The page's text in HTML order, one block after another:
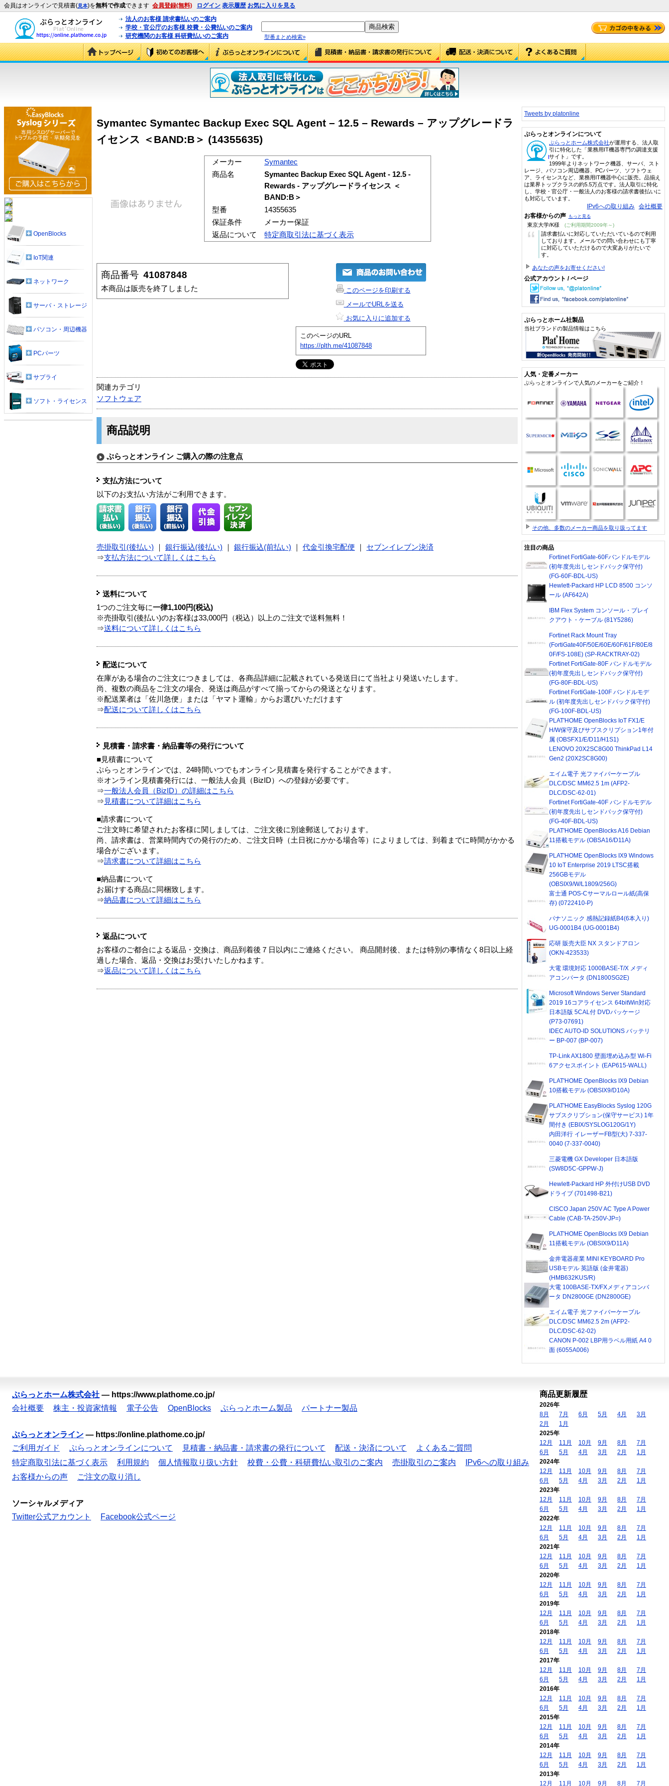
会員はオンラインで見積書(見本)を無料で作成できます 会員登録(無料) ログイン 表示履歴 お気に入りを見る
法人のお客様 請求書払いのご案内
学校・官公庁のお客様 校費・公費払いのご案内
研究機関のお客様 科研費払いのご案内
型番まとめ検索»
Symantec Symantec Backup Exec SQL Agent – 12.5 – Rewards – アップグレードラ
イセンス ＜BAND:B＞ (14355635)
メーカー
Symantec
商品名
Symantec Backup Exec SQL Agent - 12.5 -
Rewards - アップグレードライセンス ＜
BAND:B＞
型番
14355635
保証条件
メーカー保証
返品について
特定商取引法に基づく表示
商品番号 41087848
本商品は販売を終了しました
このページを印刷する
メールでURLを送る
お気に入りに追加する
このページのURL
https://plth.me/41087848
関連カテゴリ
ソフトウェア
商品説明
ぷらっとオンライン ご購入の際の注意点
支払方法について
以下のお支払い方法がご利用できます。
売掛取引(後払い) 銀行振込(後払い) 銀行振込(前払い) 代金引換宅配便
セブンイレブン決済
⇒支払方法について詳しくはこちら
送料について
1つのご注文毎に一律1,100円(税込)
※売掛取引(後払い)のお客様は33,000円（税込）以上のご注文で送料無料！
⇒送料について詳しくはこちら
配送について
在庫がある場合のご注文につきましては、各商品詳細に記載されている発送日にて当社より発送いたします。
尚、複数の商品をご注文の場合、発送は商品がすべて揃ってからの発送となります。
※配送業者は「佐川急便」または「ヤマト運輸」からお選びいただけます
⇒配送について詳しくはこちら
見積書・請求書・納品書等の発行について
■見積書について
ぷらっとオンラインでは、24時間いつでもオンライン見積書を発行することができます。
※オンライン見積書発行には、一般法人会員（BizID）への登録が必要です。
⇒一般法人会員（BizID）の詳細はこちら
⇒ 見積書について詳細はこちら
■請求書について
ご注文時に希望されたお客様に関しましては、ご注文後に別途郵送しております。
尚、請求書は、営業時間内での発行のため、ご注文日時（土日祝にかかる場合等）によりましては、到着までに時間がかかる
場合がございます。
⇒請求書について詳細はこちら
■納品書について
お届けする商品に同梱致します。
⇒納品書について詳細はこちら
返品について
お客様のご都合による返品・交換は、商品到着後７日以内にご連絡ください。 商品開封後、または特別の事情なく8日以上経
過した場合、返品・交換はお受けいたしかねます。
⇒返品について詳しくはこちら
OpenBlocks
IoT関連
ネットワーク
サーバ・ストレージ
パソコン・周辺機器
PCパーツ
サプライ
ソフト・ライセンス
Tweets by platonline
ぷらっとオンラインについて
ぷらっとホーム株式会社が運用する、法人取
引に特化した「業務用IT機器専門の調達支援
サイト」です。
1999年よりネットワーク機器、サーバ、スト
レージ、パソコン周辺機器、PCパーツ、ソフトウェ
ア、ライセンスなど、業務用IT機器中心に販売。品揃え
は業界トップクラスの約5.5万点です。法人取引に特化
し、学校・官公庁・一般法人のお客様の請求書後払いに
も対応しています。
IPv6への取り組み 会社概要
お客様からの声 もっと見る
東京大学/K様 (ご利用期間2009年～)
“
請求書払いに対応していただいているので利用
しております。メールでの問い合わせにも丁寧
に対応していただけるので大変ありがたいで
す。
あなたの声をお寄せください!
公式アカウント / ページ
ぷらっとホーム社製品
当社ブランドの製品情報はこちら
人気・定番メーカー
ぷらっとオンラインで人気のメーカーをご紹介！
その他、多数のメーカー商品を取り扱ってます
注目の商品
Fortinet FortiGate-60Fバンドルモデル
(初年度先出しセンドバック保守付)
(FG-60F-BDL-US)
Hewlett-Packard HP LCD 8500 コンソ
ール (AF642A)
IBM Flex System コンソール・ブレイ
クアウト・ケーブル (81Y5286)
Fortinet Rack Mount Tray
(FortiGate40F/50E/60E/60F/61F/80E/8
0F/FS-108E) (SP-RACKTRAY-02)
Fortinet FortiGate-80F バンドルモデル
(初年度先出しセンドバック保守付)
(FG-80F-BDL-US)
Fortinet FortiGate-100F バンドルモデ
ル (初年度先出しセンドバック保守付)
(FG-100F-BDL-US)
PLAT'HOME OpenBlocks IoT FX1/E
H/W保守及びサブスクリプション1年付
属 (OBSFX1/E/D11/H1S1)
LENOVO 20X2SC8G00 ThinkPad L14
Gen2 (20X2SC8G00)
エイム電子 光ファイバーケーブル
DLC/DSC MM62.5 1m (AFP2-
DLC/DSC-62-01)
Fortinet FortiGate-40F バンドルモデル
(初年度先出しセンドバック保守付)
(FG-40F-BDL-US)
PLAT'HOME OpenBlocks A16 Debian
11搭載モデル (OBSA16/D11A)
PLAT'HOME OpenBlocks IX9 Windows
10 IoT Enterprise 2019 LTSC搭載
256GBモデル
(OBSIX9/W/L1809/256G)
富士通 POS-Cサーマルロール紙(高保
存) (0722410-P)
パナソニック 感熱記録紙B4(6本入り)
UG-0001B4 (UG-0001B4)
応研 販売大臣 NX スタンドアロン
(OKN-423533)
大電 環境対応 1000BASE-T/X メディ
アコンバータ (DN1800SG2E)
Microsoft Windows Server Standard
2019 16コアライセンス 64bitWin対応
日本語版 5CAL付 DVDパッケージ
(P73-07691)
IDEC AUTO-ID SOLUTIONS バッテリ
ー BP-007 (BP-007)
TP-Link AX1800 壁面埋め込み型 Wi-Fi
6アクセスポイント (EAP615-WALL)
PLAT'HOME OpenBlocks IX9 Debian
10搭載モデル (OBSIX9/D10A)
PLAT'HOME EasyBlocks Syslog 120G
サブスクリプション(保守サービス) 1年
間付き (EBIX/SYSLOG120G/1Y)
内田洋行 イレーザーFB型(大) 7-337-
0040 (7-337-0040)
三菱電機 GX Developer 日本語版
(SW8D5C-GPPW-J)
Hewlett-Packard HP 外付けUSB DVD
ドライブ (701498-B21)
CISCO Japan 250V AC Type A Power
Cable (CAB-TA-250V-JP=)
PLAT'HOME OpenBlocks IX9 Debian
11搭載モデル (OBSIX9/D11A)
金井電器産業 MINI KEYBOARD Pro
USBモデル 英語版 (金井電器)
(HMB632KUS/R)
大電 100BASE-TX/FXメディアコンバ
ータ DN2800GE (DN2800GE)
エイム電子 光ファイバーケーブル
DLC/DSC MM62.5 2m (AFP2-
DLC/DSC-62-02)
CANON P-002 LBP用ラベル用紙 A4 0
面 (6055A006)
ぷらっとホーム株式会社 — https://www.plathome.co.jp/
会社概要
株主・投資家情報 電子公告 OpenBlocks ぷらっとホーム製品 パートナー製品
ぷらっとオンライン — https://online.plathome.co.jp/
ご利用ガイド
ぷらっとオンラインについて 見積書・納品書・請求書の発行について 配送・決済について
よくあるご質問
特定商取引法に基づく表示
利用規約 個人情報取り扱い方針 校費・公費・科研費払い取引のご案内 売掛取引のご案内
IPv6への取り組み
お客様からの声
ご注文の取り消し
ソーシャルメディア
Twitter公式アカウント
Facebook公式ページ
商品更新履歴
2026年
8月
7月 6月 5月 4月
3月
2月
1月
2025年
12月
11月 10月 9月 8月
7月
6月
5月 4月 3月 2月
1月
2024年
12月
11月 10月 9月 8月
7月
6月
5月 4月 3月 2月
1月
2023年
12月
11月 10月 9月 8月
7月
6月
5月 4月 3月 2月
1月
2022年
12月
11月 10月 9月 8月
7月
6月
5月 4月 3月 2月
1月
2021年
12月
11月 10月 9月 8月
7月
6月
5月 4月 3月 2月
1月
2020年
12月
11月 10月 9月 8月
7月
6月
5月 4月 3月 2月
1月
2019年
12月
11月 10月 9月 8月
7月
6月
5月 4月 3月 2月
1月
2018年
12月
11月 10月 9月 8月
7月
6月
5月 4月 3月 2月
1月
2017年
12月
11月 10月 9月 8月
7月
6月
5月 4月 3月 2月
1月
2016年
12月
11月 10月 9月 8月
7月
6月
5月 4月 3月 2月
1月
2015年
12月
11月 10月 9月 8月
7月
6月
5月 4月 3月 2月
1月
2014年
12月
11月 10月 9月 8月
7月
6月
5月 4月 3月 2月
1月
2013年
12月
11月 10月 9月 8月 7月